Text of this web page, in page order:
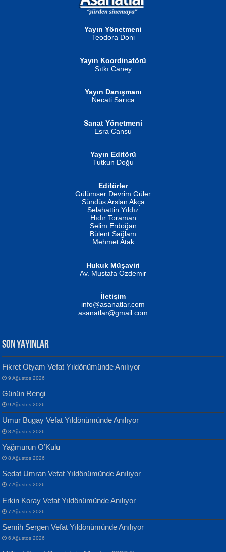
İSMAİL OKUTAN
Erkeklerin Kahrolması Ne Demektir
MUSTAFA KELOĞLU
Yarına İz Bırakmak...
ATİLLA ÖZEN
Sultan Olmadan Önce Eyüp...
Ben Deniz Değilim ki...
Evvel Zaman Tanrıçası...
Yılmaz Ekinci
Geceye Söylenen...
Banu Sancak
Defterimden İçeri...
Yayın Yönetmeni
Teodora Doni
Yayın Koordinatörü
Sıtkı Caney
Yayın Danışmanı
Necati Sarıca
Sanat Yönetmeni
Esra Cansu
Yayın Editörü
Tutkun Doğu
Editörler
Gülümser Devrim Güler
Sündüs Arslan Akça
Selahattin Yıldız
Hıdır Toraman
Selim Erdoğan
Bülent Sağlam
Mehmet Atak
Hukuk Müşaviri
Av. Mustafa Özdemir
İletişim
info@asanatlar.com
asanatlar@gmail.com
SON YAYINLAR
Fikret Otyam Vefat Yıldönümünde Anılıyor
9 Ağustos 2026
Günün Rengi
9 Ağustos 2026
Umur Bugay Vefat Yıldönümünde Anılıyor
8 Ağustos 2026
Yağmurun O’Kulu
8 Ağustos 2026
Sedat Umran Vefat Yıldönümünde Anılıyor
7 Ağustos 2026
Erkin Koray Vefat Yıldönümünde Anılıyor
7 Ağustos 2026
Semih Sergen Vefat Yıldönümünde Anılıyor
6 Ağustos 2026